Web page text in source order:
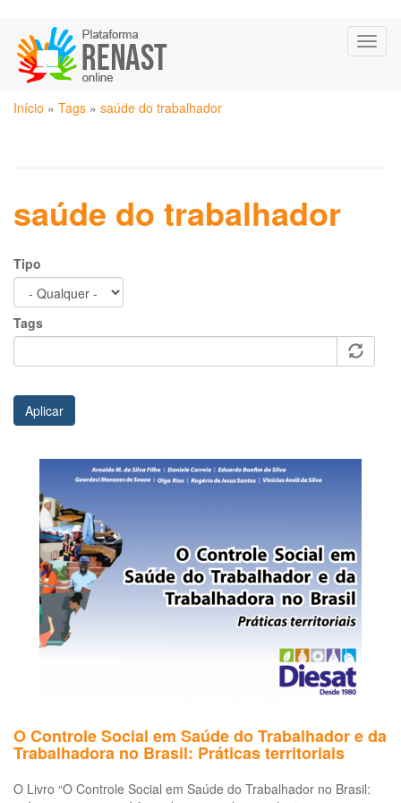
para
conteúdo
principal
Você
Início » Tags » saúde do trabalhador
saúde do trabalhador
Tipo
Tags
Aplicar
O Controle Social em Saúde do Trabalhador e da
Trabalhadora no Brasil: Práticas territoriais
O Livro “O Controle Social em Saúde do Trabalhador no Brasil: